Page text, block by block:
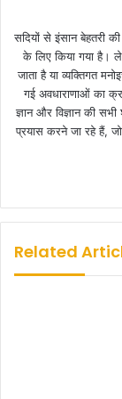
सदियों से इंसान बेहतरी
के लिए किया गया है।
जाता है या व्यक्तिगत
गई अवधाराणाओं का
ज्ञान और विज्ञान की
प्रयास करने जा रहे हैं,
Related